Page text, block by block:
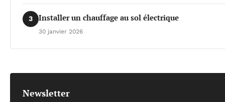
3 Installer un chauffage au sol électrique
30 janvier 2026
Newsletter